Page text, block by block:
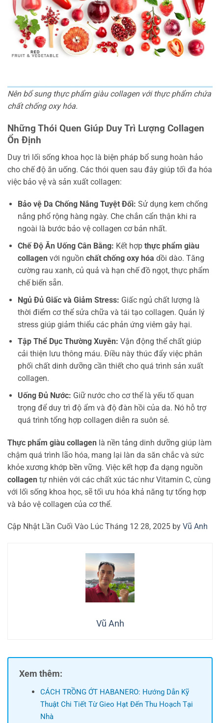
Nên bổ sung thực phẩm giàu collagen với thực phẩm chứa
chất chống oxy hóa.
Những Thói Quen Giúp Duy Trì Lượng Collagen
Ổn Định
Duy trì lối sống khoa học là biện pháp bổ sung hoàn hảo
cho chế độ ăn uống. Các thói quen sau đây giúp tối đa hóa
việc bảo vệ và sản xuất collagen:
Bảo vệ Da Chống Nắng Tuyệt Đối: Sử dụng kem chống
nắng phổ rộng hàng ngày. Che chắn cẩn thận khi ra
ngoài là bước bảo vệ collagen cơ bản nhất.
Chế Độ Ăn Uống Cân Bằng: Kết hợp thực phẩm giàu
collagen với nguồn chất chống oxy hóa dồi dào. Tăng
cường rau xanh, củ quả và hạn chế đồ ngọt, thực phẩm
chế biến sẵn.
Ngủ Đủ Giấc và Giảm Stress: Giấc ngủ chất lượng là
thời điểm cơ thể sửa chữa và tái tạo collagen. Quản lý
stress giúp giảm thiểu các phản ứng viêm gây hại.
Tập Thể Dục Thường Xuyên: Vận động thể chất giúp
cải thiện lưu thông máu. Điều này thúc đẩy việc phân
phối chất dinh dưỡng cần thiết cho quá trình sản xuất
collagen.
Uống Đủ Nước: Giữ nước cho cơ thể là yếu tố quan
trọng để duy trì độ ẩm và độ đàn hồi của da. Nó hỗ trợ
quá trình tổng hợp collagen diễn ra suôn sẻ.
Thực phẩm giàu collagen là nền tảng dinh dưỡng giúp làm
chậm quá trình lão hóa, mang lại làn da săn chắc và sức
khỏe xương khớp bền vững. Việc kết hợp đa dạng nguồn
collagen tự nhiên với các chất xúc tác như Vitamin C, cùng
với lối sống khoa học, sẽ tối ưu hóa khả năng tự tổng hợp
và bảo vệ collagen của cơ thể.
Cập Nhật Lần Cuối Vào Lúc Tháng 12 28, 2025 by Vũ Anh
Vũ Anh
Xem thêm:
CÁCH TRỒNG ỚT HABANERO: Hướng Dẫn Kỹ
Thuật Chi Tiết Từ Gieo Hạt Đến Thu Hoạch Tại
Nhà